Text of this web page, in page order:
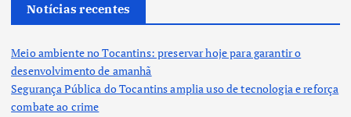
Notícias recentes
Meio ambiente no Tocantins: preservar hoje para garantir o
desenvolvimento de amanhã
Segurança Pública do Tocantins amplia uso de tecnologia e reforça
combate ao crime